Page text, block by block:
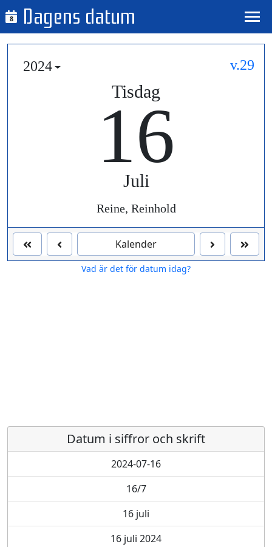
8 Dagens datum
2024 v.29
Tisdag
16
Juli
Reine, Reinhold
Kalender
Vad är det för datum idag?
Datum i siffror och skrift
2024-07-16
16/7
16 juli
16 juli 2024